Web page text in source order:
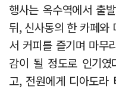
행사는 옥수역에서 출
뒤, 신사동의 한 카페와
서 커피를 즐기며 마무
감이 될 정도로 인기
고, 전원에게 디아도라